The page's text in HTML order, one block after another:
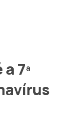
7ª